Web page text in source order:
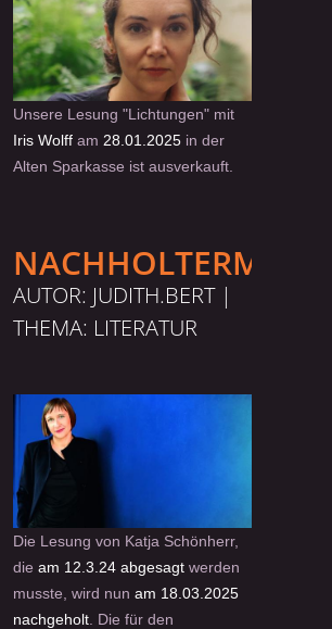
Unsere Lesung "Lichtungen" mit
Iris Wolff am 28 .01.2025 in der
Alten Sparkasse ist ausverkauft.
NACHHOLTERMIN
AUTOR: JUDITH.BERT |
THEMA: LITERATUR
Die Lesung von Katja Schönherr,
die am 12.3.24 abgesagt werden
musste, wird nun am 18.03.2025
nachgeholt . Die für den